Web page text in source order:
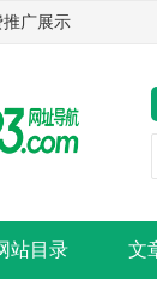
广展示
站目录 文